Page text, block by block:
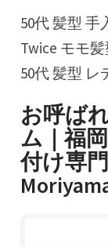
50代 髪型
Twice モモ
50代 髪型 レ
お呼ば
ム｜福
付け専